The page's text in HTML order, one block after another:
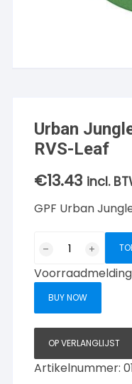
Urban
RVS-Leaf
€13.43 incl.
GPF Urban
blind
rozet
RVS-
Leaf
aantal
BUY NOW
OP VERLANGLIJST
Artikelnummer: